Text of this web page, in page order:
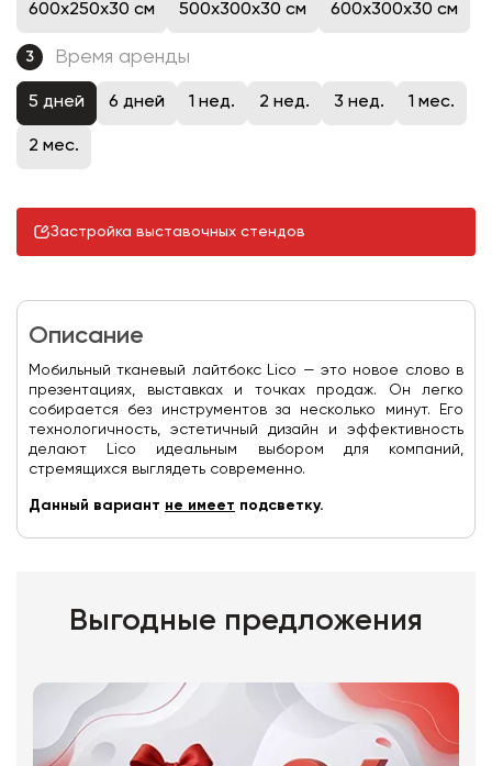
600x250x30 см 500x300x30 см 600x300x30 см
3 Время аренды
5 дней 6 дней 1 нед. 2 нед. 3 нед. 1 мес.
2 мес.
Застройка выставочных стендов
Описание
Мобильный тканевый лайтбокс Lico — это новое слово в
презентациях, выставках и точках продаж. Он легко
собирается без инструментов за несколько минут. Его
технологичность, эстетичный дизайн и эффективность
делают Lico идеальным выбором для компаний,
стремящихся выглядеть современно.
Данный вариант не имеет подсветку.
Выгодные предложения